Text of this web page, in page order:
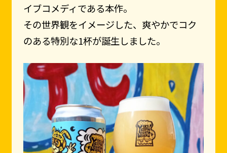
イブコメディである本作。
その世界観をイメージした、爽やかでコク
のある特別な1杯が誕生しました。